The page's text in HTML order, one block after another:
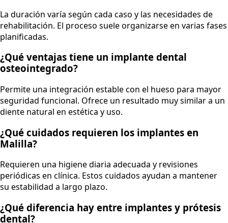
La duración varía según cada caso y las necesidades de
rehabilitación. El proceso suele organizarse en varias fases
planificadas.
¿Qué ventajas tiene un implante dental
osteointegrado?
Permite una integración estable con el hueso para mayor
seguridad funcional. Ofrece un resultado muy similar a un
diente natural en estética y uso.
¿Qué cuidados requieren los implantes en
Malilla?
Requieren una higiene diaria adecuada y revisiones
periódicas en clínica. Estos cuidados ayudan a mantener
su estabilidad a largo plazo.
¿Qué diferencia hay entre implantes y prótesis
dental?